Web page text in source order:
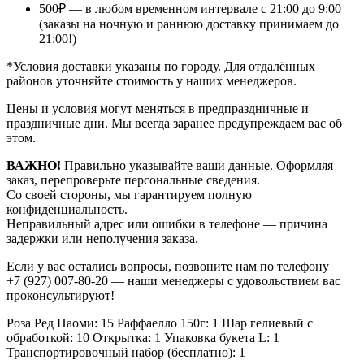
500₽ — в любом временном интервале с 21:00 до 9:00
(заказы на ночную и раннюю доставку принимаем до
21:00!)
*Условия доставки указаны по городу. Для отдалённых
районов уточняйте стоимость у наших менеджеров.
Цены и условия могут меняться в предпраздничные и
праздничные дни. Мы всегда заранее предупреждаем вас об
этом.
ВАЖНО! Правильно указывайте ваши данные. Оформляя
заказ, перепроверьте персональные сведения.
Со своей стороны, мы гарантируем полную
конфиденциальность.
Неправильный адрес или ошибки в телефоне — причина
задержки или неполучения заказа.
Если у вас остались вопросы, позвоните нам по телефону
+7 (927) 007-80-20 — наши менеджеры с удовольствием вас
проконсультируют!
Роза Ред Наоми: 15 Раффаелло 150г: 1 Шар гелиевый с
обработкой: 10 Открытка: 1 Упаковка букета L: 1
Транспортировочный набор (бесплатно): 1